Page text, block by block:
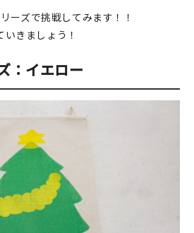
ーズで挑戦してみます！！
きましょう！
：イエロー